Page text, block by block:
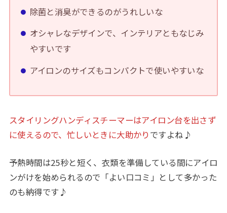
除菌と消臭ができるのがうれしいな
オシャレなデザインで、インテリアともなじみ
やすいです
アイロンのサイズもコンパクトで使いやすいな
スタイリングハンディスチーマーはアイロン台を出さず
に使えるので、忙しいときに大助かり ですよね♪
予熱時間は25秒と短く、衣類を準備している間にアイロ
ンがけを始められるので「よい口コミ」として多かった
のも納得です♪